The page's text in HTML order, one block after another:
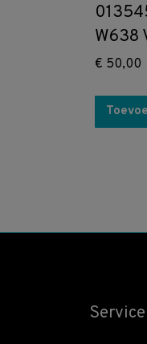
W638
€ 50,00